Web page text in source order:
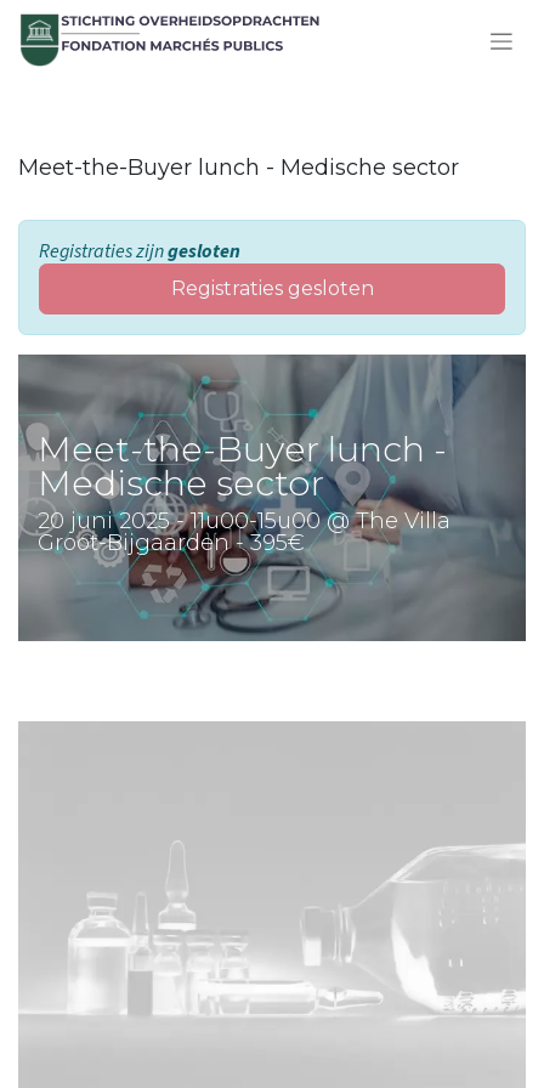
Meet-the-Buyer lunch - Medische sector
Registraties zijngesloten
Registraties gesloten
Meet-the-Buyer lunch -
Medische sector
20 juni 2025 - 11u00-15u00 @ The Villa
Groot-Bijgaarden - 395€